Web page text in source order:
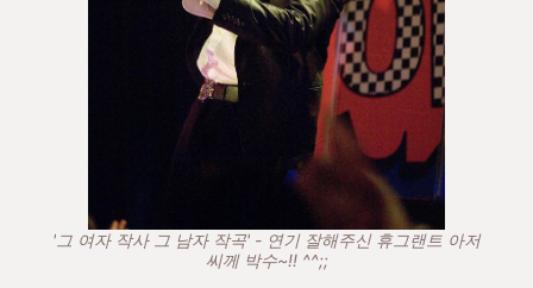
'그 여자 작사 그 남자 작곡' - 연기 잘해주신 휴그랜트 아저
씨께 박수~!! ^^;;